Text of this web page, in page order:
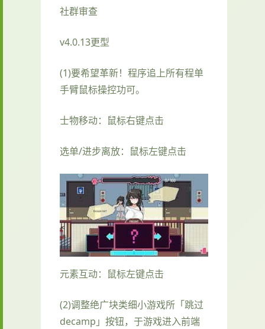
社群审查
v4.0.13更型
(1)要希望革新！程序追上所有程单
手臂鼠标操控功可。
士物移动：鼠标右键点击
选单/进步离放：鼠标左键点击
元素互动：鼠标左键点击
(2)调整绝广块类细小游戏所「跳过
decamp」按钮，于游戏进入前端